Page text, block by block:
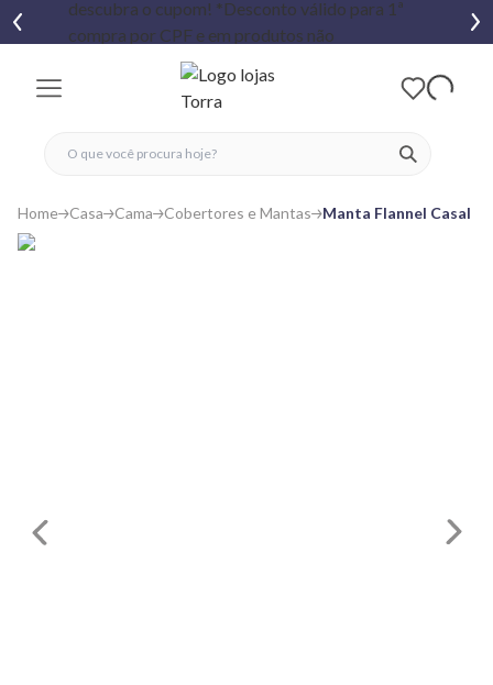
ver
fechar menu
fechar menu
favoritos
Home Casa Cama Cobertores e Mantas Manta Flannel Casal